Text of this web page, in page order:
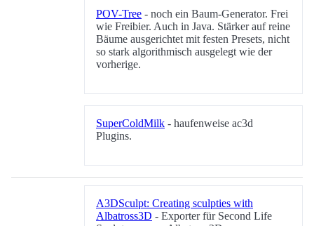
POV-Tree - noch ein Baum-Generator. Frei
wie Freibier. Auch in Java. Stärker auf reine
Bäume ausgerichtet mit festen Presets, nicht
so stark algorithmisch ausgelegt wie der
vorherige.
SuperColdMilk - haufenweise ac3d
Plugins.
A3DSculpt: Creating sculpties with
Albatross3D - Exporter für Second Life